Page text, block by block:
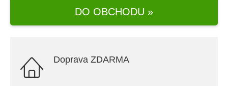
DO OBCHODU »
Doprava ZDARMA